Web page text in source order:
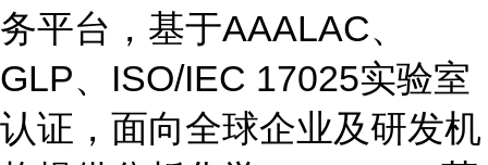
务平台，基于AAALAC、
GLP、ISO/IEC 17025实验室
认证，面向全球企业及研发机